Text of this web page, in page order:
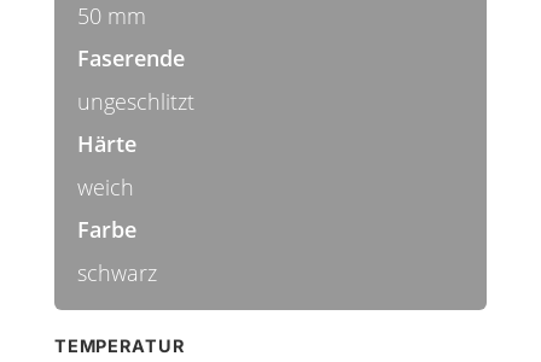
50 mm
Faserende
ungeschlitzt
Härte
weich
Farbe
schwarz
TEMPERATUR